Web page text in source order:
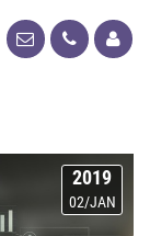
2019
02/JAN